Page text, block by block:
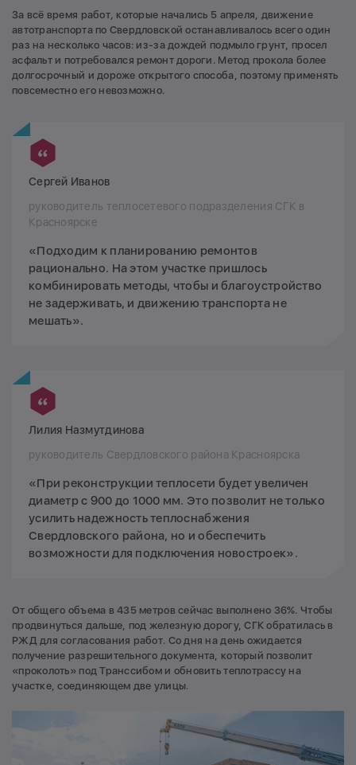
За всё время работ, которые начались 5 апреля, движение
автотранспорта по Свердловской останавливалось всего один
раз на несколько часов: из-за дождей подмыло грунт, просел
асфальт и потребовался ремонт дороги. Метод прокола более
долгосрочный и дороже открытого способа, поэтому применять
повсеместно его невозможно.
Сергей Иванов
руководитель теплосетевого подразделения СГК в
Красноярске
«Подходим к планированию ремонтов
рационально. На этом участке пришлось
комбинировать методы, чтобы и благоустройство
не задерживать, и движению транспорта не
мешать».
Лилия Назмутдинова
руководитель Свердловского района Красноярска
«При реконструкции теплосети будет увеличен
диаметр с 900 до 1000 мм. Это позволит не только
усилить надежность теплоснабжения
Свердловского района, но и обеспечить
возможности для подключения новостроек».
От общего объема в 435 метров сейчас выполнено 36%. Чтобы
продвинуться дальше, под железную дорогу, СГК обратилась в
РЖД для согласования работ. Со дня на день ожидается
получение разрешительного документа, который позволит
«проколоть» под Транссибом и обновить теплотрассу на
участке, соединяющем две улицы.